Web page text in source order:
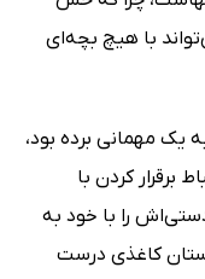
با هیچ بچه‌ای
یک مهمانی برده بود،
برقرار کردن با
را با خود به
کاغذی درست